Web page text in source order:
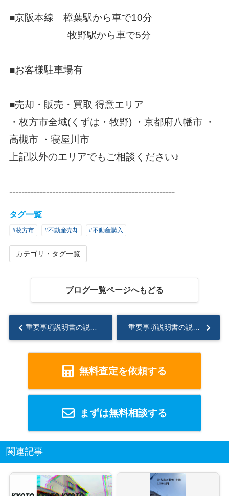
■京阪本線 樟葉駅から車で10分
牧野駅から車で5分
■お客様駐車場有
■売却・販売・買取 得意エリア
・枚方市全域(くずは・牧野) ・京都府八幡市 ・
高槻市 ・寝屋川市
上記以外のエリアでもご相談ください♪
------------------------------------------------------
タグ一覧
#枚方市 #不動産売却 #不動産購入
カテゴリ・タグ一覧
ブログ一覧ページへもどる
無料査定を依頼する
まずは無料相談する
関連記事